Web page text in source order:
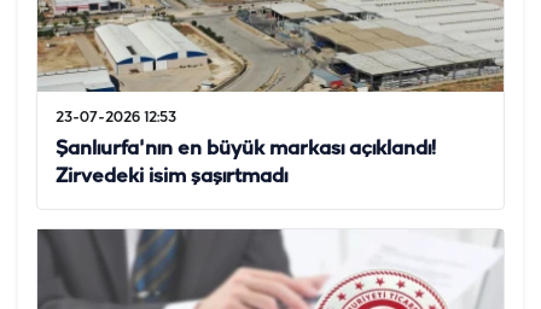
23-07-2026 12:53
Şanlıurfa'nın en büyük markası açıklandı!
Zirvedeki isim şaşırtmadı